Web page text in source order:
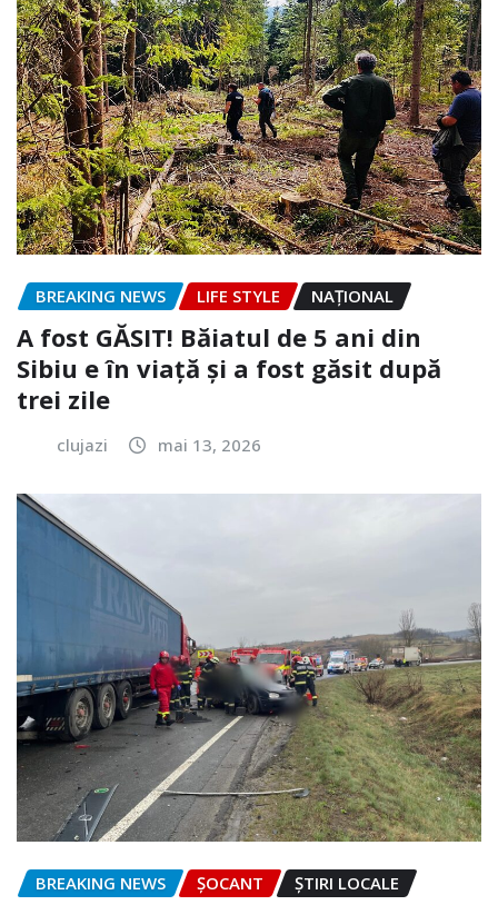
BREAKING NEWS LIFE STYLE NAŢIONAL
A fost GĂSIT! Băiatul de 5 ani din
Sibiu e în viață și a fost găsit după
trei zile
clujazi mai 13, 2026
BREAKING NEWS ȘOCANT ȘTIRI LOCALE